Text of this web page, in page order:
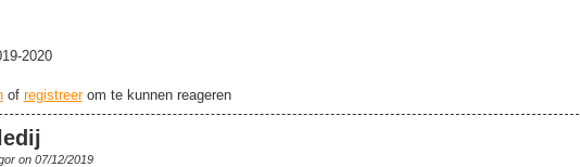
2020
week 12
of registreerom te kunnen reageren
on 07/12/2019